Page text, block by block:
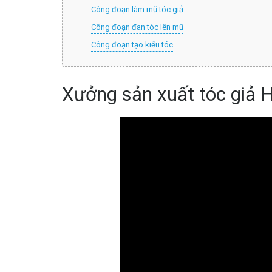
Công đoạn làm mũ tóc giả
Công đoạn đan tóc lên mũ
Công đoạn tạo kiểu tóc
Xưởng sản xuất tóc giả